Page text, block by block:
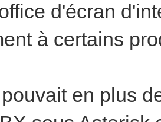
d'écran
à certains
en plus